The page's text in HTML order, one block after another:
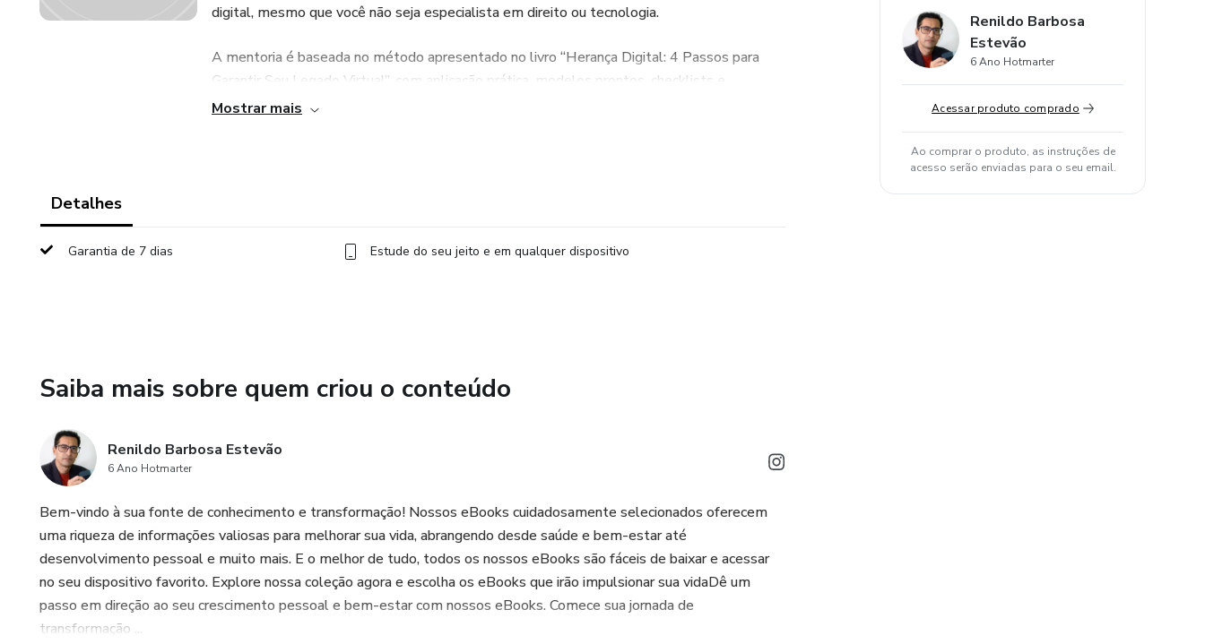
digital, mesmo que você não seja especialista em direito ou tecnologia.
A mentoria é baseada no método apresentado no livro “Herança Digital: 4 Passos para
Garantir Seu Legado Virtual”, com aplicação prática, modelos prontos, checklists e
orientação contínua.
Mostrar mais
Detalhes
Garantia de 7 dias Estude do seu jeito e em qualquer dispositivo
Saiba mais sobre quem criou o conteúdo
Renildo Barbosa Estevão
6 Ano Hotmarter
Bem-vindo à sua fonte de conhecimento e transformação! Nossos eBooks cuidadosamente selecionados oferecem
uma riqueza de informações valiosas para melhorar sua vida, abrangendo desde saúde e bem-estar até
desenvolvimento pessoal e muito mais. E o melhor de tudo, todos os nossos eBooks são fáceis de baixar e acessar
no seu dispositivo favorito. Explore nossa coleção agora e escolha os eBooks que irão impulsionar sua vidaDê um
passo em direção ao seu crescimento pessoal e bem-estar com nossos eBooks. Comece sua jornada de
transformação ...
Renildo Barbosa
Estevão
6 Ano Hotmarter
Acessar produto comprado
Ao comprar o produto, as instruções de
acesso serão enviadas para o seu email.